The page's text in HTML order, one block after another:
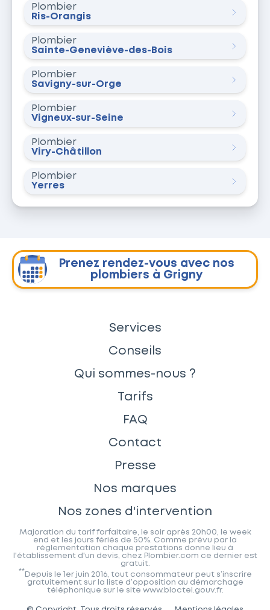
Plombier
Ris-Orangis
Plombier
Sainte-Geneviève-des-Bois
Plombier
Savigny-sur-Orge
Plombier
Vigneux-sur-Seine
Plombier
Viry-Châtillon
Plombier
Yerres
Prenez rendez-vous avec nos
plombiers à Grigny
Services
Conseils
Qui sommes-nous ?
Tarifs
FAQ
Contact
Presse
Nos marques
Nos zones d'intervention
Majoration du tarif forfaitaire, le soir après 20h00, le week
end et les jours fériés de 50%. Comme prévu par la
réglementation chaque prestations donne lieu à
l'établissement d'un devis, chez Plombier.com ce dernier est
gratuit.
** Depuis le 1er juin 2016, tout consommateur peut s’inscrire
gratuitement sur la liste d’opposition au démarchage
téléphonique sur le site www.bloctel.gouv.fr.